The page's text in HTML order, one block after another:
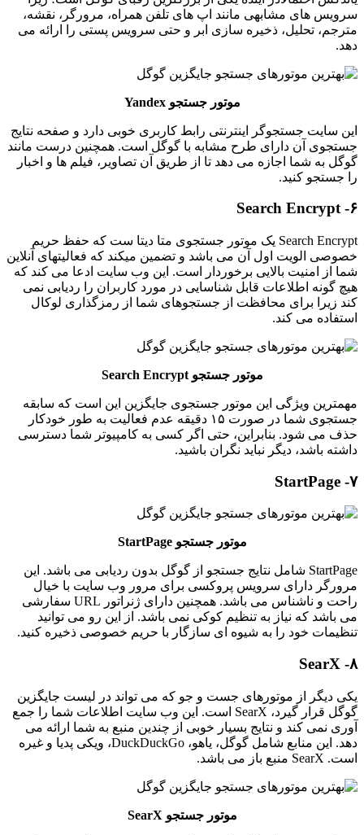
سرویس های مشابهی مانند اپ های تلفن همراه، مرورگر، نقشه،
مترجم، تحلیل، ذخیره سازی ابر و حتی سرویس پستی را ارائه می
دهد.
موتور جستجو Yandex
این سایت جستجوگر اینترنتی رابط کاربری خوبی دارد و صفحه نتایج
جستجوی آن دارای طرح مشابه با گوگل است. همچنین درست مانند
گوگل به شما اجازه می دهد تا از طریق آن تصاویر، فیلم ها و اخبار
را جستجو کنید.
۶- Search Encrypt
Search Encrypt یک موتور جستجوی متا دیتا ست که حفظ حریم
خصوصی الویت اول آن می باشد و تضمین میکند که فعالیتهای آنلاین
شما از امنیت بالایی برخوردار است. این وب سایت ادعا می کند که
هیچ گونه اطلاعات قابل شناسایی در مورد کاربران را ردیابی نمی
کند زیرا برای محافظت از جستجوهای شما از رمزگذاری لوکال
استفاده می کند.
موتور جستجو Search Encrypt
مهمترین ویژگی این موتور جستجوی جایگزین این است که سابقه
جستجوی شما در صورت ۱۵ دقیقه عدم فعالیت به طور خودکار
حذف می شود. بنابراین، حتی اگر کسی به کامپیوتر شما دسترسی
داشته باشد، دیگر نباید نگران باشید.
۷- StartPage
موتور جستجو StartPage
StartPage شامل نتایج جستجو از گوگل بدون ردیابی می باشد. این
مرورگر دارای سرویس پروکسی برای مرور وب سایت با خیال
راحت و ناشناس می باشد. همچنین دارای ژنراتور URL سفارشی
می باشد که نیاز به تنظیم کوکی نمی باشد. از این رو می توانید
تنظیمات خود را به شیوه ای سازگار با حریم خصوصی ذخیره کنید.
۸- SearX
یکی دیگر از موتورهای جست و جو که می تواند در لیست جایگزین
گوگل قرار گیرد، SearX است. این وب سایت اطلاعات شما را جمع
آوری نمی کند و نتایج بسیار خوبی از چندین منبع به شما ارائه می
دهد. این منابع شامل گوگل، یاهو، DuckDuckGo، ویکی پدیا و غیره
است. SearX منبع باز می باشد.
موتور جستجو SearX